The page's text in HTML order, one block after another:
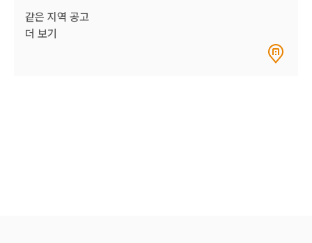
같은 지역 공고
더 보기